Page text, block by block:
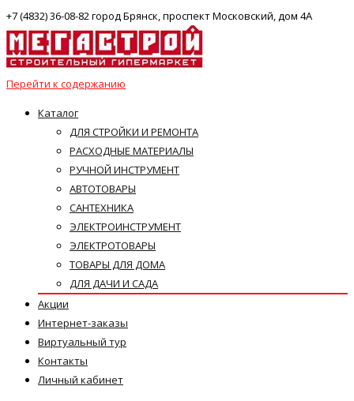
+7 (4832) 36-08-82 город Брянск, проспект Московский, дом 4А
Перейти к содержанию
Каталог
ДЛЯ СТРОЙКИ И РЕМОНТА
РАСХОДНЫЕ МАТЕРИАЛЫ
РУЧНОЙ ИНСТРУМЕНТ
АВТОТОВАРЫ
САНТЕХНИКА
ЭЛЕКТРОИНСТРУМЕНТ
ЭЛЕКТРОТОВАРЫ
ТОВАРЫ ДЛЯ ДОМА
ДЛЯ ДАЧИ И САДА
Акции
Интернет-заказы
Виртуальный тур
Контакты
Личный кабинет